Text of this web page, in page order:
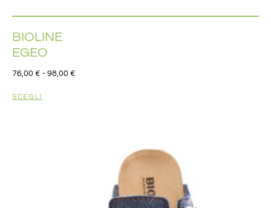
BIOLINE
EGEO
76,00 € - 98,00 €
SCEGLI